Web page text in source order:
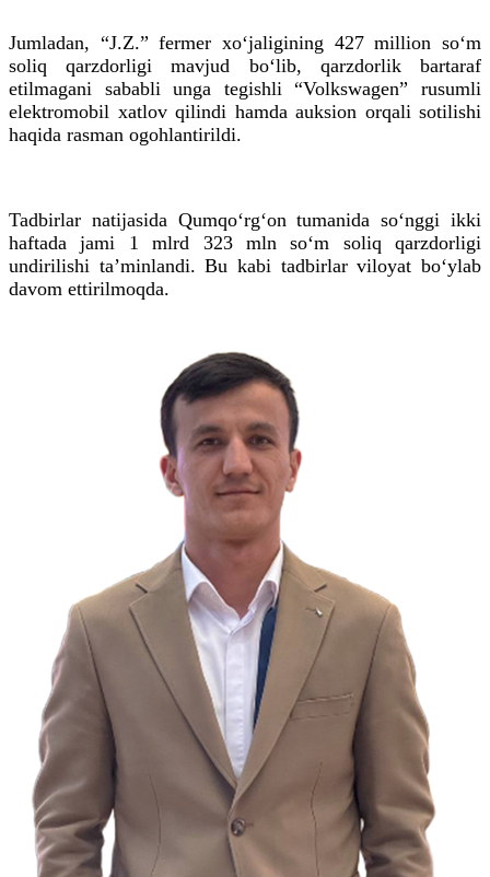
Jumladan, “J.Z.” fermer xo‘jaligining 427 million so‘m
soliq qarzdorligi mavjud bo‘lib, qarzdorlik bartaraf
etilmagani sababli unga tegishli “Volkswagen” rusumli
elektromobil xatlov qilindi hamda auksion orqali sotilishi
haqida rasman ogohlantirildi.
Tadbirlar natijasida Qumqo‘rg‘on tumanida so‘nggi ikki
haftada jami 1mlrd 323 mln so‘m soliq qarzdorligi
undirilishi taʼminlandi. Bu kabi tadbirlar viloyat bo‘ylab
davom ettirilmoqda.